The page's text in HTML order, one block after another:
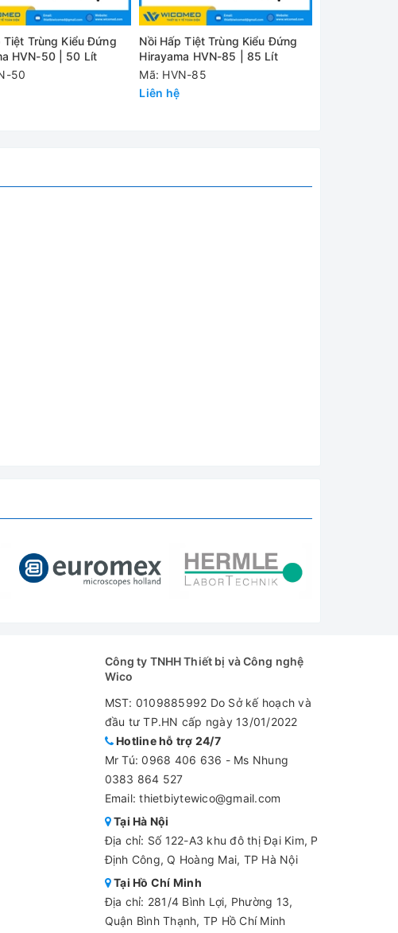
Tiệt Trùng Kiểu Đứng
HVN-50 | 50 Lít
50
Nồi Hấp Tiệt Trùng Kiểu Đứng
Hirayama HVN-85 | 85 Lít
Mã: HVN-85
Liên hệ
Công ty TNHH Thiết bị và Công nghệ
Wico
MST: 0109885992 Do Sở kế hoạch và
đầu tư TP.HN cấp ngày 13/01/2022
Hotline hỗ trợ 24/7
Mr Tú:0968 406 636 - Ms Nhung
0383 864 527
Email: thietbiytewico@gmail.com
Tại Hà Nội
Địa chỉ: Số 122-A3 khu đô thị Đại Kim, P
Định Công, Q Hoàng Mai, TP Hà Nội
Tại Hồ Chí Minh
Địa chỉ: 281/4 Bình Lợi, Phường 13,
Quận Bình Thạnh, TP Hồ Chí Minh